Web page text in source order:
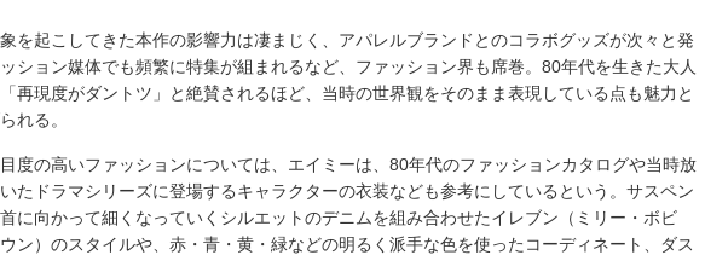
を起こしてきた本作の影響力は凄まじく、アパレルブランドとのコラボグッズが次々と発
ション媒体でも頻繁に特集が組まれるなど、ファッション界も席巻。80年代を生きた大人
再現度がダントツ」と絶賛されるほど、当時の世界観をそのまま表現している点も魅力と
れる。
度の高いファッションについては、エイミーは、80年代のファッションカタログや当時放
たドラマシリーズに登場するキャラクターの衣装なども参考にしているという。サスペン
に向かって細くなっていくシルエットのデニムを組み合わせたイレブン（ミリー・ボビ
ン）のスタイルや、赤・青・黄・緑などの明るく派手な色を使ったコーディネート、ダス